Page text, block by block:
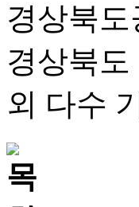
경상북
경상북
외 다수